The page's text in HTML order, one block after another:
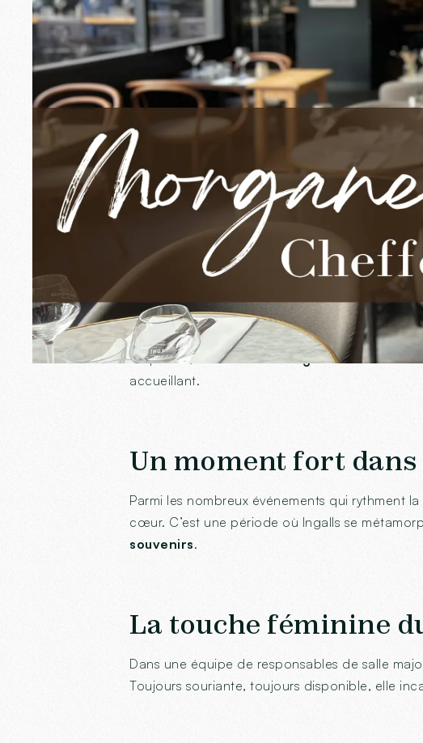
À Annecy, certains visages marquent les lieux
salle depuis trois ans, elle est le sourire et
communicative.
Une passion pour
Ce qui fait vibrer Morgane dans son métier,
aime créer du lien, veiller à ce que chacun se
bienveillance sont appréciées de tous, et son
Son coin préféré
S’il y a un endroit où Morgane aime
suspendu, se transforme en grande terrasse
accueillant.
Un moment fort dans
Parmi les nombreux événements qui rythment
cœur. C’est une période où Ingalls se
souvenirs.
La touche féminine
Dans une équipe de responsables de salle
Toujours souriante, toujours disponible, elle